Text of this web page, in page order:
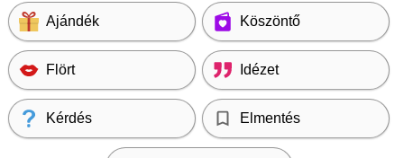
Ajándék Köszöntő
Flört Idézet
Kérdés Elmentés